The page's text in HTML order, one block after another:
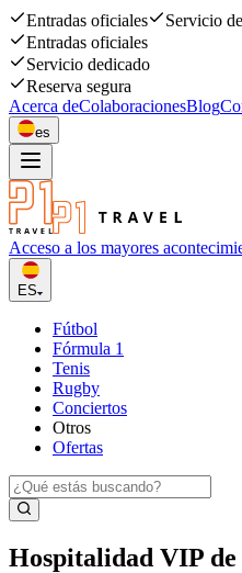
Entradas oficiales Servicio
Entradas oficiales
Servicio dedicado
Reserva segura
Acerca deColaboracionesBlog
es
Acceso a los mayores
ES
Fútbol
Fórmula 1
Tenis
Rugby
Conciertos
Otros
Ofertas
Hospitalidad VIP de